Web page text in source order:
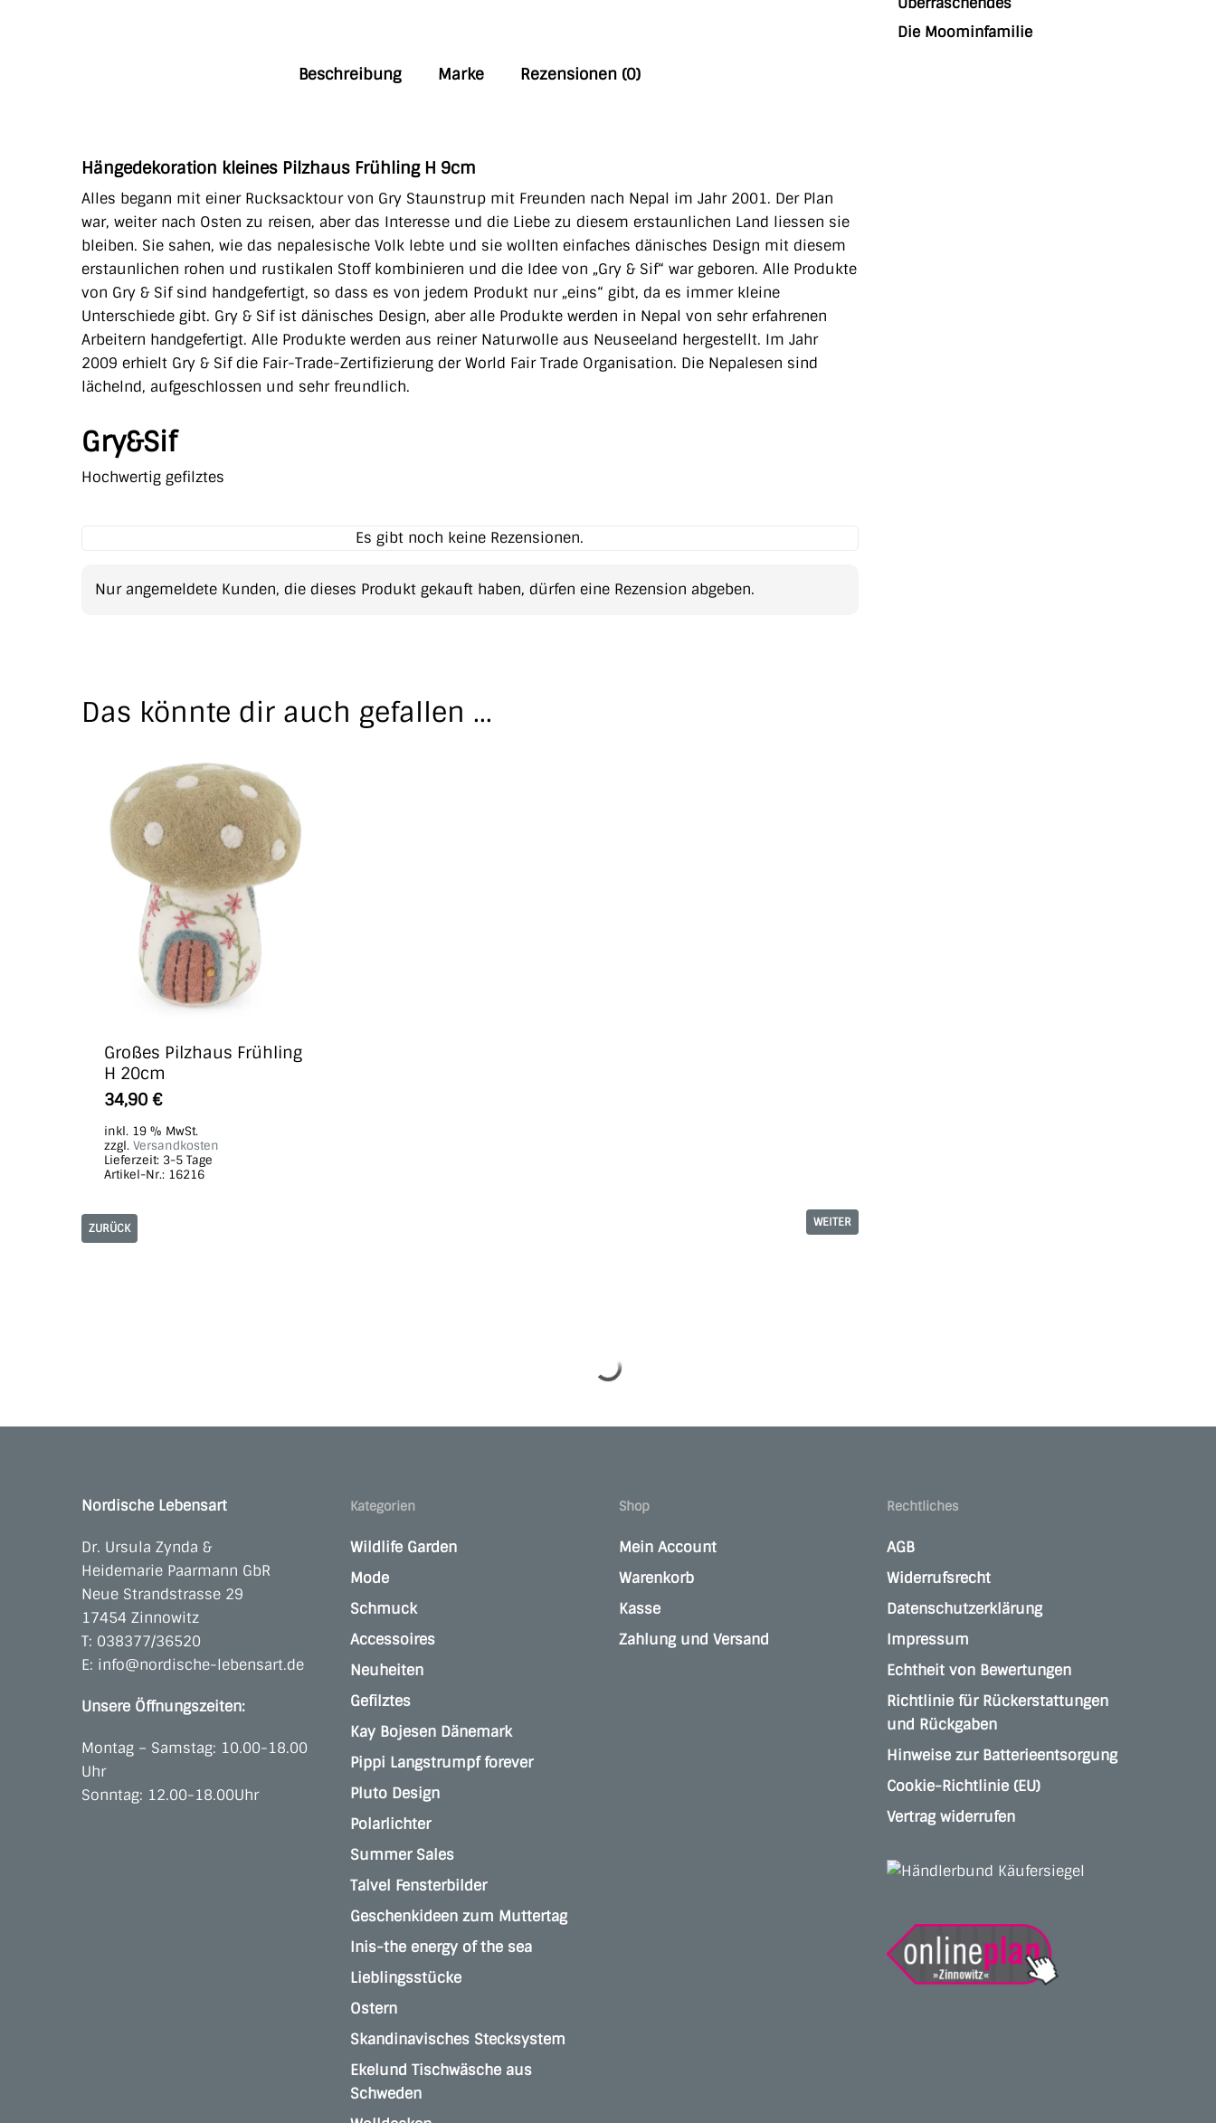
Beschreibung Marke Rezensionen (0)
Hängedekoration kleines Pilzhaus Frühling H 9cm
Alles begann mit einer Rucksacktour von Gry Staunstrup mit Freunden nach Nepal im Jahr 2001. Der Plan
war, weiter nach Osten zu reisen, aber das Interesse und die Liebe zu diesem erstaunlichen Land liessen sie
bleiben. Sie sahen, wie das nepalesische Volk lebte und sie wollten einfaches dänisches Design mit diesem
erstaunlichen rohen und rustikalen Stoff kombinieren und die Idee von „Gry & Sif“ war geboren. Alle Produkte
von Gry & Sif sind handgefertigt, so dass es von jedem Produkt nur „eins“ gibt, da es immer kleine
Unterschiede gibt. Gry & Sif ist dänisches Design, aber alle Produkte werden in Nepal von sehr erfahrenen
Arbeitern handgefertigt. Alle Produkte werden aus reiner Naturwolle aus Neuseeland hergestellt. Im Jahr
2009 erhielt Gry & Sif die Fair-Trade-Zertifizierung der World Fair Trade Organisation. Die Nepalesen sind
lächelnd, aufgeschlossen und sehr freundlich.
Gry&Sif
Hochwertig gefilztes
Es gibt noch keine Rezensionen.
Nur angemeldete Kunden, die dieses Produkt gekauft haben, dürfen eine Rezension abgeben.
Das könnte dir auch gefallen …
Großes Pilzhaus Frühling
H 20cm
34,90 €
inkl. 19 % MwSt.
zzgl. Versandkosten
Lieferzeit: 3-5 Tage
Artikel-Nr.: 16216
ZURÜCK WEITER
Die Moominfamilie
Nordische Lebensart
Dr. Ursula Zynda &
Heidemarie Paarmann GbR
Neue Strandstrasse 29
17454 Zinnowitz
T: 038377/36520
E: info@nordische-lebensart.de
Unsere Öffnungszeiten:
Montag – Samstag: 10.00-18.00
Uhr
Sonntag: 12.00-18.00Uhr
Kategorien
Wildlife Garden
Mode
Schmuck
Accessoires
Neuheiten
Gefilztes
Kay Bojesen Dänemark
Pippi Langstrumpf forever
Pluto Design
Polarlichter
Summer Sales
Talvel Fensterbilder
Geschenkideen zum Muttertag
Inis-the energy of the sea
Lieblingsstücke
Ostern
Skandinavisches Stecksystem
Ekelund Tischwäsche aus
Schweden
Shop
Mein Account
Warenkorb
Kasse
Zahlung und Versand
Rechtliches
AGB
Widerrufsrecht
Datenschutzerklärung
Impressum
Echtheit von Bewertungen
Richtlinie für Rückerstattungen
und Rückgaben
Hinweise zur Batterieentsorgung
Cookie-Richtlinie (EU)
Vertrag widerrufen